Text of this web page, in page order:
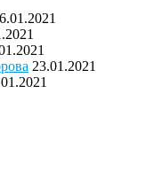
23.01.2021